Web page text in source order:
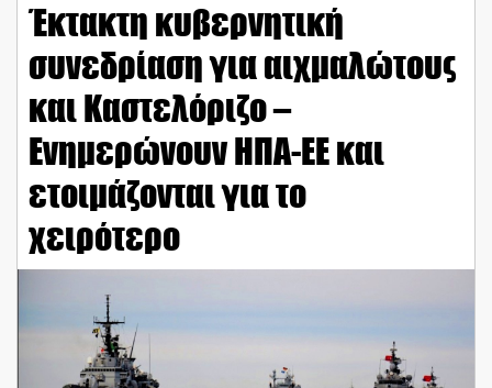
Έκτακτη κυβερνητική
συνεδρίαση για αιχμαλώτους
και Καστελόριζο –
Ενημερώνουν ΗΠΑ-ΕΕ και
ετοιμάζονται για το
χειρότερο